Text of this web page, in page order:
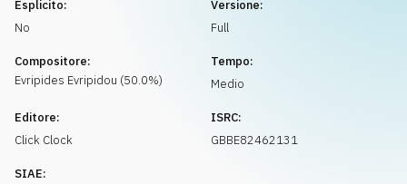
Esplicito:
No
Versione:
Full
Compositore:
Evripides Evripidou (50.0%)
Tempo:
Medio
Editore:
Click Clock
ISRC:
GBBE82462131
SIAE: